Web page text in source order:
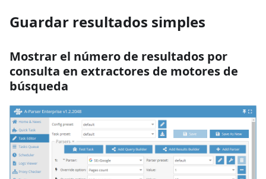
Guardar resultados simples
Mostrar el número de resultados por
consulta en extractores de motores de
búsqueda